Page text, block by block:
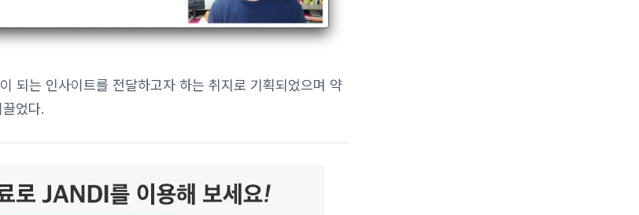
되는 인사이트를 전달하고자 하는 취지로 기획되었으며 약
었다.